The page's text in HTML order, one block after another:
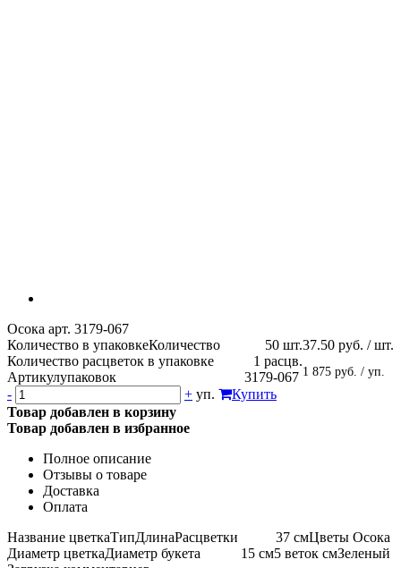
Осока арт. 3179-067
37.50 руб. / шт.
1 875 руб. / уп.
Количество в упаковке
50 шт.
Количество расцветок в упаковке
1 расцв.
Артикул
3179-067
Количество
упаковок
-
+ уп.
Купить
Товар добавлен в корзину
Товар добавлен в избранное
Полное описание
Отзывы о товаре
Доставка
Оплата
Название цветка
Осока
Тип Цветы
Длина 37 см
Расцветки
Зеленый
Диаметр цветка 5 веток см
Диаметр букета
15 см